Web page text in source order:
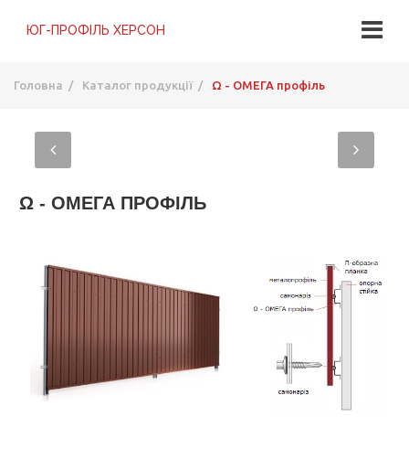
Головна / Каталог продукції / Ω - ОМЕГА профіль
Ω - ОМЕГА ПРОФІЛЬ